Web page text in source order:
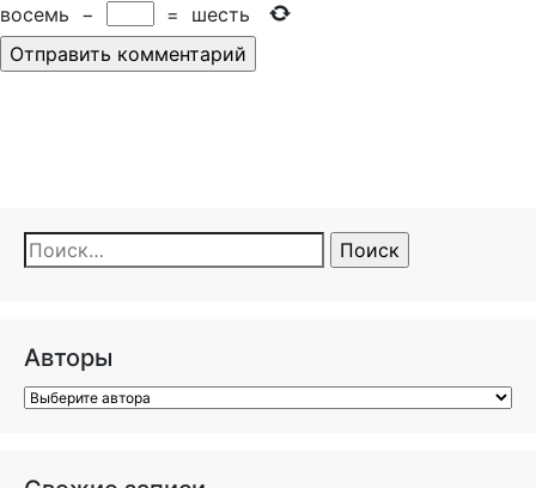
восемь − = шесть
Найти:
Авторы